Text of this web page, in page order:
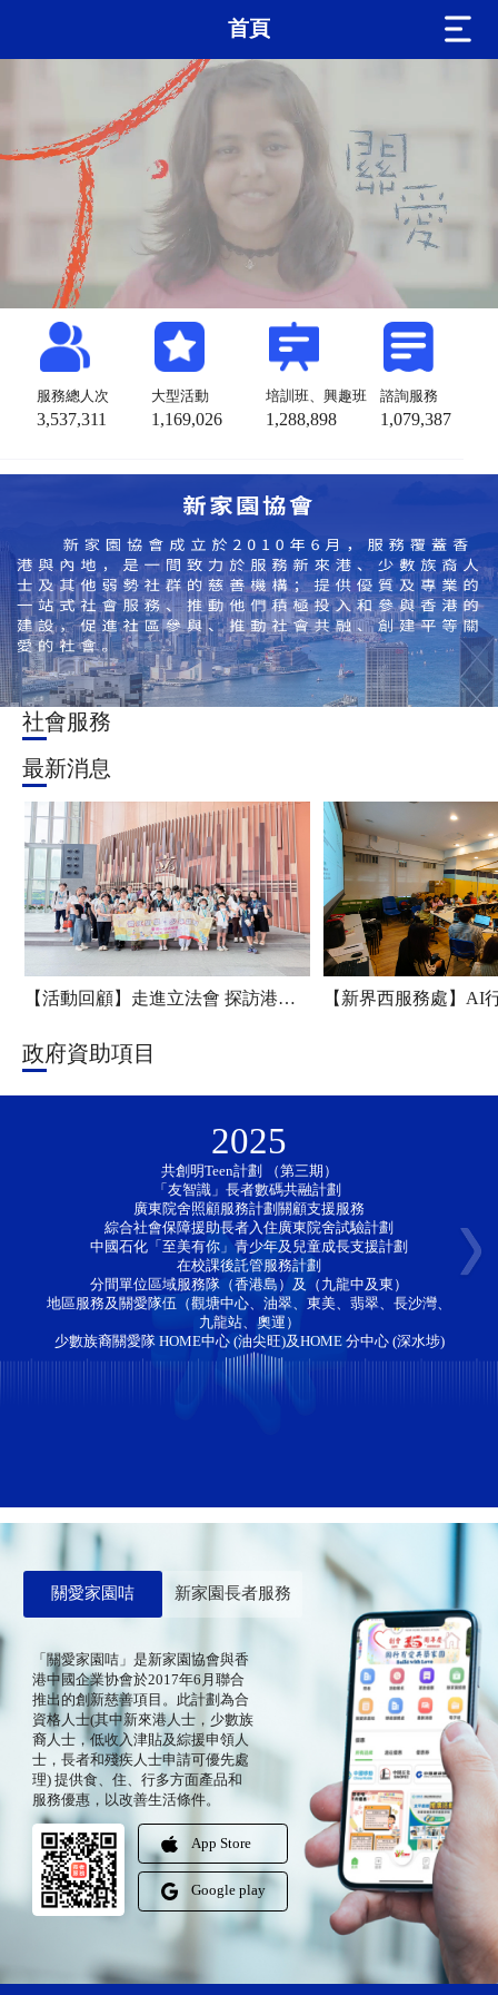
首頁
服務總人次
3,537,311
大型活動
1,169,026
培訓班、興趣班
1,288,898
諮詢服務
1,079,387
社會服務
最新消息
【活動回顧】走進立法會 探訪港科大——新家園協會「香江研學・少年探知」香港一日團圓滿舉行
政府資助項目
2025
共創明Teen計劃 （第三期）
「友智識」長者數碼共融計劃
廣東院舍照顧服務計劃關顧支援服務
綜合社會保障援助長者入住廣東院舍試驗計劃
中國石化「至美有你」青少年及兒童成長支援計劃
在校課後託管服務計劃
分間單位區域服務隊（香港島）及（九龍中及東）
地區服務及關愛隊伍（觀塘中心、油翠、東美、翡翠、長沙灣、
九龍站、奧運）
少數族裔關愛隊 HOME中心 (油尖旺)及HOME 分中心 (深水埗)
關愛家園咭 新家園長者服務
「關愛家園咭」是新家園協會與香
港中國企業协會於2017年6月聯合
推出的創新慈善項目。此計劃為合
資格人士(其中新來港人士，少數族
裔人士，低收入津貼及綜援申領人
士，長者和殘疾人士申請可優先處
理) 提供食、住、行多方面產品和
服務優惠，以改善生活條件。
App Store
Google play